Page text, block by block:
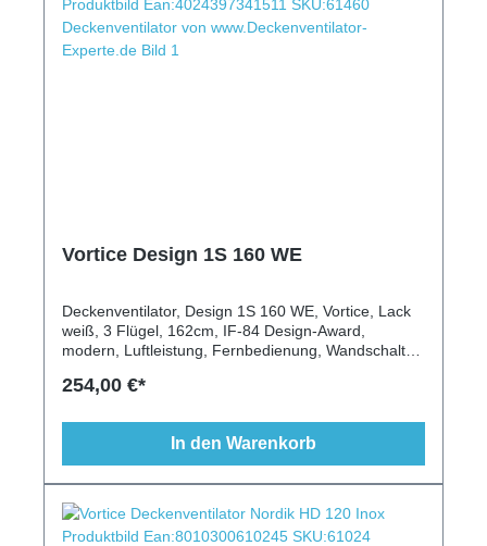
Vortice Design 1S 160 WE
Deckenventilator, Design 1S 160 WE, Vortice, Lack
weiß, 3 Flügel, 162cm, IF-84 Design-Award,
modern, Luftleistung, Fernbedienung, Wandschalter,
254,00 €*
In den Warenkorb